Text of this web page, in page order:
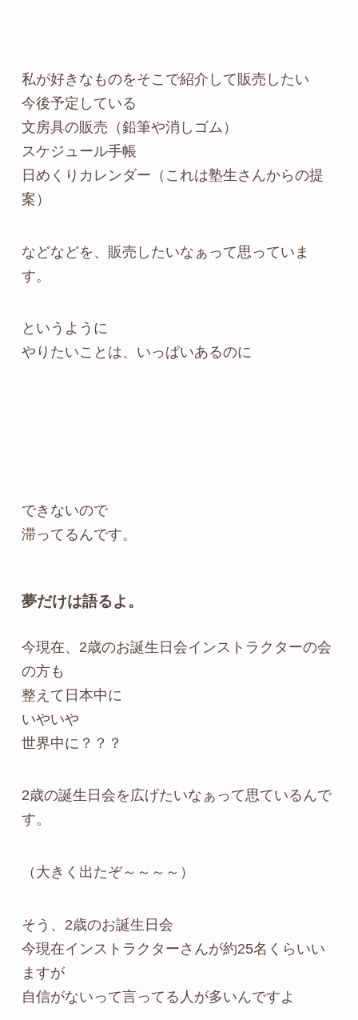
私が好きなものをそこで紹介して販売したい
今後予定している
文房具の販売（鉛筆や消しゴム）
スケジュール手帳
日めくりカレンダー（これは塾生さんからの提
案）
などなどを、販売したいなぁって思っていま
す。
というように
やりたいことは、いっぱいあるのに
できないので
滞ってるんです。
夢だけは語るよ。
今現在、2歳のお誕生日会インストラクターの会
の方も
整えて日本中に
いやいや
世界中に？？？
2歳の誕生日会を広げたいなぁって思ているんで
す。
（大きく出たぞ～～～～）
そう、2歳のお誕生日会
今現在インストラクターさんが約25名くらいい
ますが
自信がないって言ってる人が多いんですよ